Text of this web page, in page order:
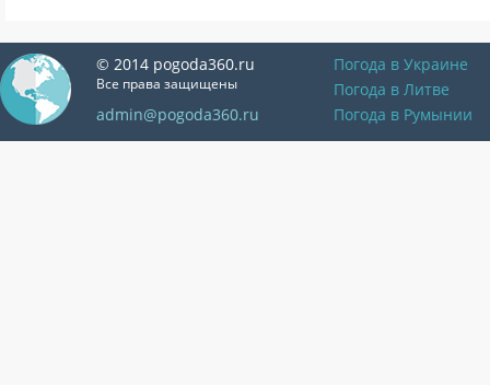
© 2014 pogoda360.ru
Все права защищены
admin@pogoda360.ru
Погода в Украине
Погода в Литве
Погода в Румынии